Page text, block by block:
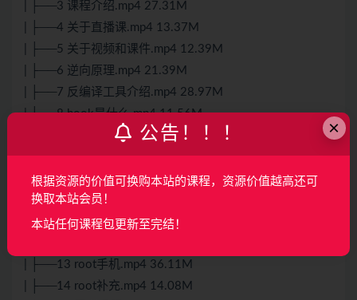
| ├──3 课程介绍.mp4 27.31M
| ├──4 关于直播课.mp4 13.37M
| ├──5 关于视频和课件.mp4 12.39M
| ├──6 逆向原理.mp4 21.39M
| ├──7 反编译工具介绍.mp4 28.97M
| ├──8 hook是什么.mp4 11.56M
| └──9 关于电脑设备.mp4 5.86M
├──第2章 day02-adb和刷机-root
| ├──1 今日内容.mp4 4.78M
| ├──10 adb掌握的命令.mp4 32.92M
| ├──11 adb其他命令.mp4 24.36M
| ├──13 root手机.mp4 36.11M
| ├──14 root补充.mp4 14.08M
×
公告！！！
根据资源的价值可换购本站的课程，资源价值越高还可
换取本站会员！
本站任何课程包更新至完结！